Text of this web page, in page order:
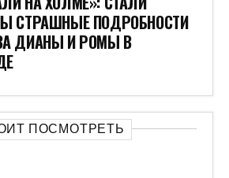
СТРАШНЫЕ ПОДРОБНОСТИ
ДИАНЫ И РОМЫ В
ПОСМОТРЕТЬ